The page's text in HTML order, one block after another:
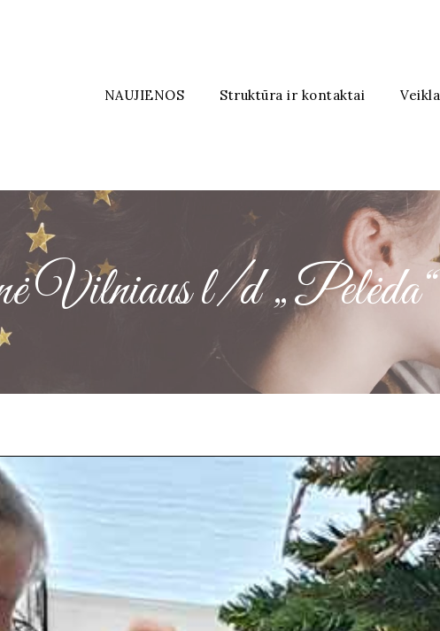
NAUJIENOS Struktūra ir kontaktai Veikla
Vilniaus l/d „Pelėda“